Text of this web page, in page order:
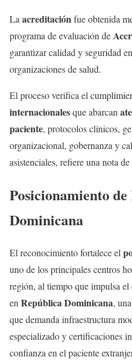
Laacreditaciónfue obtenida
programa de evaluación de
garantizar calidad y seguridad
organizaciones de salud.
El proceso verifica el
internacionalesque abarcan
paciente, protocolos clínicos,
organizacional, gobernanza y
asistenciales, refiere una nota de
Posicionamientode
Dominicana
El reconocimiento fortalece el
uno de los principales centros
región, al tiempo que impulsa el
en República Dominicana,
que demanda infraestructura
especializado y certificaciones
confianza en el paciente